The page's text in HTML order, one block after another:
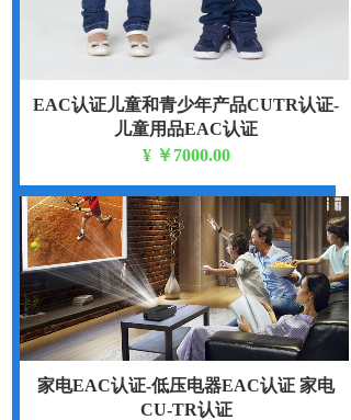
EAC认证儿童和青少年产品CUTR认证-
儿童用品EAC认证
¥ ￥7000.00
家电EAC认证-低压电器EAC认证 家电
CU-TR认证